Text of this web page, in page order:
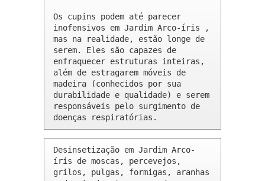
Os cupins podem até parecer
inofensivos em Jardim Arco-íris ,
mas na realidade, estão longe de
serem. Eles são capazes de
enfraquecer estruturas inteiras,
além de estragarem móveis de
madeira (conhecidos por sua
durabilidade e qualidade) e serem
responsáveis pelo surgimento de
doenças respiratórias.
Desinsetização em Jardim Arco-
íris de moscas, percevejos,
grilos, pulgas, formigas, aranhas